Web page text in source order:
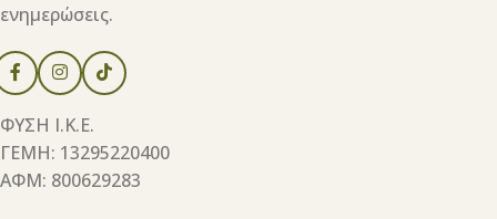
ενημερώσεις.
ΦΥΣΗ Ι.Κ.Ε.
ΓΕΜΗ: 13295220400
ΑΦΜ: 800629283